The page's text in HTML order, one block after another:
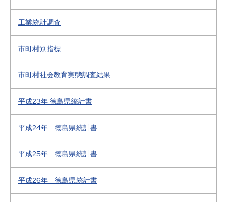
工業統計調査
市町村別指標
市町村社会教育実態調査結果
平成23年 徳島県統計書
平成24年 徳島県統計書
平成25年 徳島県統計書
平成26年 徳島県統計書